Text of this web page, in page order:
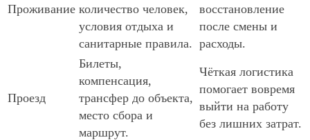
Проживание количество человек,
условия отдыха и
санитарные правила.
восстановление
после смены и
расходы.
Проезд
Билеты,
компенсация,
трансфер до объекта,
место сбора и
маршрут.
Чёткая логистика
помогает вовремя
выйти на работу
без лишних затрат.